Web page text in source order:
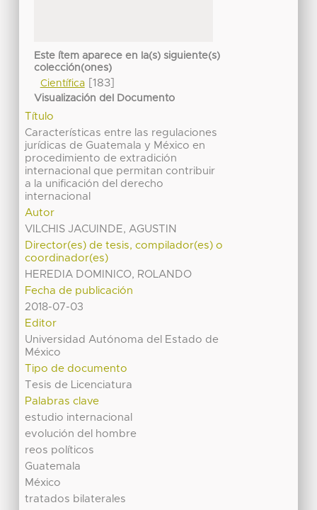
Este ítem aparece en la(s) siguiente(s)
colección(ones)
Científica[183]
Visualización del Documento
Título
Características entre las regulaciones
jurídicas de Guatemala y México en
procedimiento de extradición
internacional que permitan contribuir
a la unificación del derecho
internacional
Autor
VILCHIS JACUINDE, AGUSTIN
Director(es) de tesis, compilador(es) o
coordinador(es)
HEREDIA DOMINICO, ROLANDO
Fecha de publicación
2018-07-03
Editor
Universidad Autónoma del Estado de
México
Tipo de documento
Tesis de Licenciatura
Palabras clave
estudio internacional
evolución del hombre
reos políticos
Guatemala
México
tratados bilaterales